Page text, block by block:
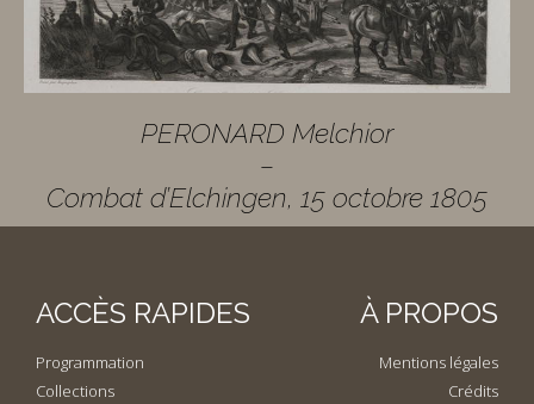
PERONARD Melchior
–
Combat d’Elchingen, 15 octobre 1805
ACCÈS RAPIDES
Programmation
Collections
À PROPOS
Mentions légales
Crédits